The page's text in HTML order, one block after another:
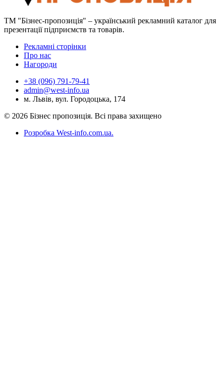
ТМ "Бізнес-пропозиція" – український рекламний каталог для
презентації підприємств та товарів.
Рекламні сторінки
Про нас
Нагороди
+38 (096) 791-79-41
admin@west-info.ua
м. Львів, вул. Городоцька, 174
© 2026 Бізнес пропозиція. Всі права захищено
Розробка West-info.com.ua.